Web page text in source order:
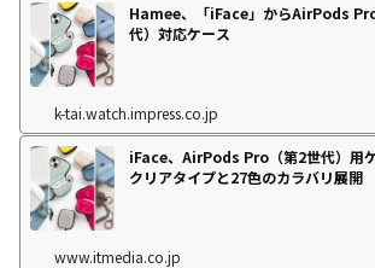
Hamee、「iFace」からAirPods
代）対応ケース
k-tai.watch.impress.co.jp
iFace、AirPods Pro（第2世代）用
クリアタイプと27色のカラバリ展開
www.itmedia.co.jp